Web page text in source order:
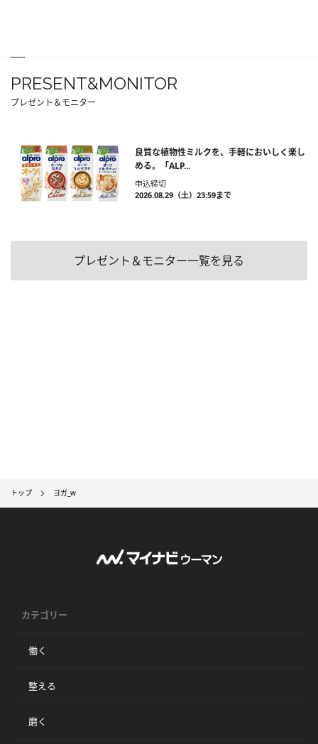
PRESENT&MONITOR
プレゼント＆モニター
良質な植物性ミルクを、手軽においしく楽し
める。「ALP...
申込締切
2026.08.29（土）23:59まで
プレゼント＆モニター一覧を見る
トップ ヨガ_w
カテゴリー
働く
整える
磨く